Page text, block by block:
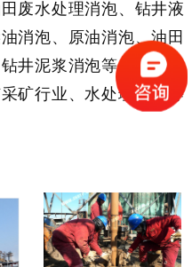
废水处理消泡、钻井液
消泡、原油消泡、油田
井泥浆消泡等，也可应
矿行业、水处理行业等